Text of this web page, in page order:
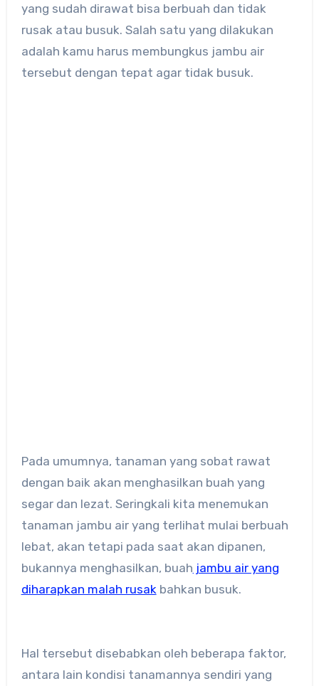
yang sudah dirawat bisa berbuah dan tidak
rusak atau busuk. Salah satu yang dilakukan
adalah kamu harus membungkus jambu air
tersebut dengan tepat agar tidak busuk.
Pada umumnya, tanaman yang sobat rawat
dengan baik akan menghasilkan buah yang
segar dan lezat. Seringkali kita menemukan
tanaman jambu air yang terlihat mulai berbuah
lebat, akan tetapi pada saat akan dipanen,
bukannya menghasilkan, buah jambu air yang
diharapkan malah rusak bahkan busuk.
Hal tersebut disebabkan oleh beberapa faktor,
antara lain kondisi tanamannya sendiri yang